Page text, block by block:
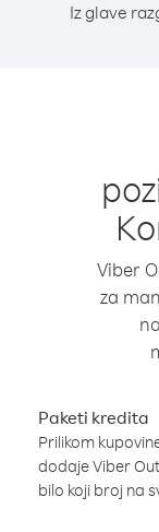
Iz glave
Viber
za
Paketi kredita
Prilikom
dodaje Viber
bilo koji broj na